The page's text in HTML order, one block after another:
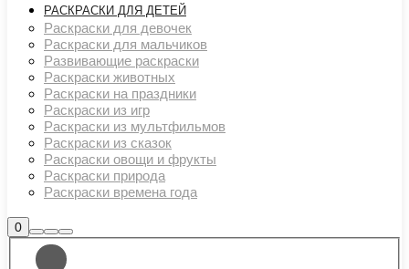
РАСКРАСКИ ДЛЯ ДЕТЕЙ
Раскраски для девочек
Раскраски для мальчиков
Развивающие раскраски
Раскраски животных
Раскраски на праздники
Раскраски из игр
Раскраски из мультфильмов
Раскраски из сказок
Раскраски овощи и фрукты
Раскраски природа
Раскраски времена года
0Боковая
панель
магазина
Найти
Больше
информации
Главное
меню